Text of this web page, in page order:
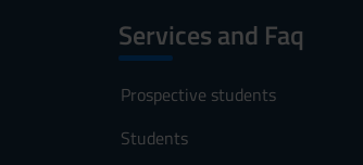
Services and Faq
Prospective students
Students